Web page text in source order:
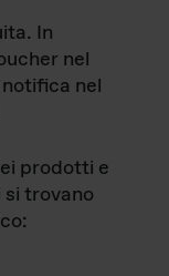
In
nel
nel
prodotti e
trovano